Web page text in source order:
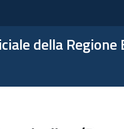
della Regione